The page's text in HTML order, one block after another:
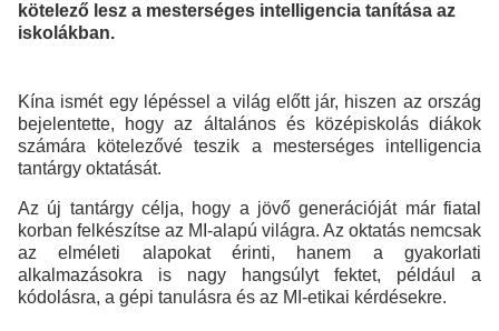
kötelező lesz a mesterséges intelligencia tanítása az
iskolákban.
Kína ismét egy lépéssel a világ előtt jár, hiszen az ország
bejelentette, hogy az általános és középiskolás diákok
számára kötelezővé teszik a mesterséges intelligencia
tantárgy oktatását.
Az új tantárgy célja, hogy a jövő generációját már fiatal
korban felkészítse az MI-alapú világra. Az oktatás nemcsak
az elméleti alapokat érinti, hanem a gyakorlati
alkalmazásokra is nagy hangsúlyt fektet, például a
kódolásra, a gépi tanulásra és az MI-etikai kérdésekre.